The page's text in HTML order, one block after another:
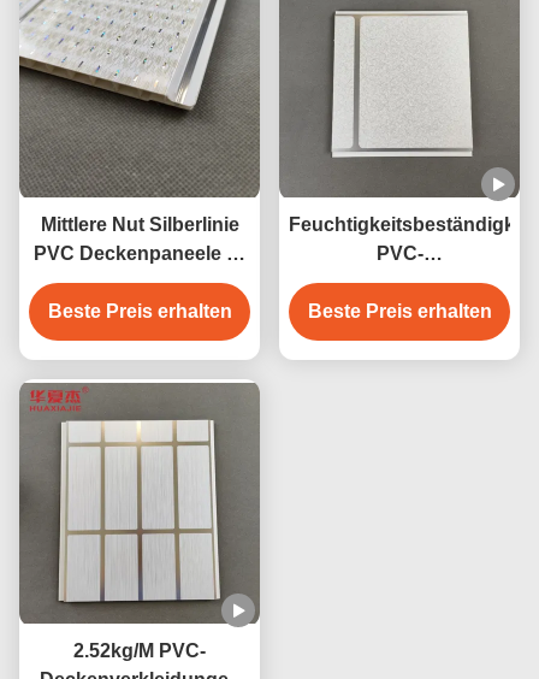
Mittlere Nut Silberlinie
PVC Deckenpaneele U-
förmige PVC-Paneele
Beste Preis erhalten
Feuchtigkeitsbeständigkeit
PVC-
Deckenverkleidungen
250mm x 8mm
Beste Preis erhalten
2.52kg/M PVC-